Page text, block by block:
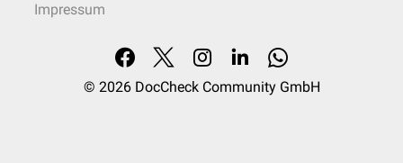
Impressum
© 2026 DocCheck Community GmbH